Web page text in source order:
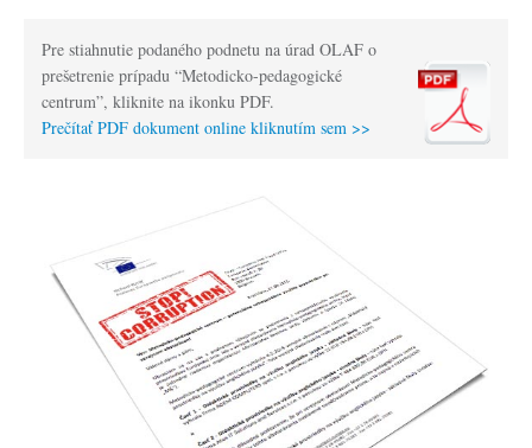
Pre stiahnutie podaného podnetu na úrad OLAF o
prešetrenie prípadu “Metodicko-pedagogické
centrum”, kliknite na ikonku PDF.
Prečítať PDF dokument online kliknutím sem >>